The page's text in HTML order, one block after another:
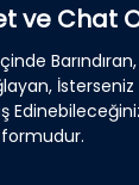
ve Chat
İsterseniz